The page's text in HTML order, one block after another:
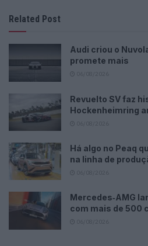
Related Post
Audi criou o
promete mais
Revuelto SV faz
Hockenheimring
Há algo no Peaq
na linha de
Mercedes‑AMG
com mais de 500